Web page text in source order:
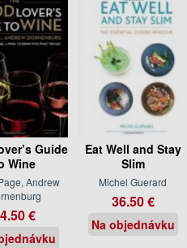
Guide
Wine
Andrew
€
Eat Well and Stay
Slim
Michel Guerard
36.50 €
Na objednávku